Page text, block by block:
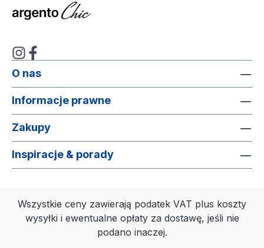
O nas
Informacje prawne
Zakupy
Inspiracje & porady
Wszystkie ceny zawierają podatek VAT plus koszty
wysyłki i ewentualne opłaty za dostawę, jeśli nie
podano inaczej.